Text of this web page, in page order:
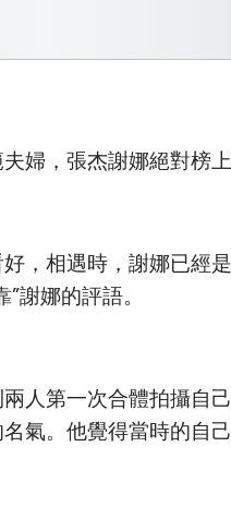
婦，張杰謝娜絕對榜上
，相遇時，謝娜已經
謝娜的評語。
人第一次合體拍攝自
氣。他覺得當時的自